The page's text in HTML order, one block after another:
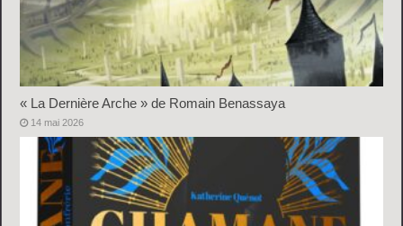
« La Dernière Arche » de Romain Benassaya
14 mai 2026